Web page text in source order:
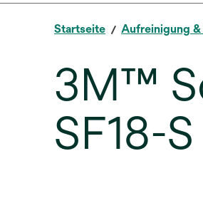
Startseite Aufreinigung
3M™
SF18-S